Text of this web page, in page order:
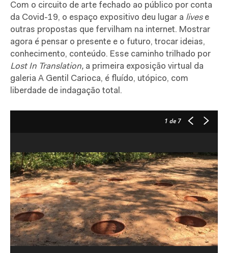
Com o circuito de arte fechado ao público por conta
da Covid-19, o espaço expositivo deu lugar a livese
outras propostas que fervilham na internet. Mostrar
agora é pensar o presente e o futuro, trocar ideias,
conhecimento, conteúdo. Esse caminho trilhado por
Lost In Translation, a primeira exposição virtual da
galeria A Gentil Carioca, é fluído, utópico, com
liberdade de indagação total.
1 de 7